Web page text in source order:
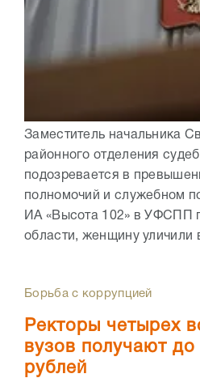
Заместитель начальника
районного отделения
подозревается в
полномочий и служебном
ИА «Высота 102» в УФСПП
области, женщину уличили
Борьба с коррупцией
Ректоры четырех
вузов получают
рублей